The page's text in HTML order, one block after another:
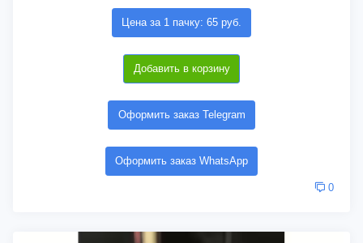
Цена за 1 пачку: 65 руб.
Добавить в корзину
Оформить заказ Telegram
Оформить заказ WhatsApp
0